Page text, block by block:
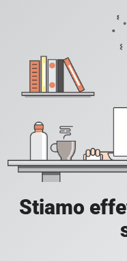
Stiamo